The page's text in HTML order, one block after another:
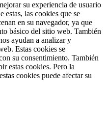
su experiencia de usuario
estas, las cookies que se
en su navegador, ya que
básico del sitio web. También
ayudan a analizar y
Estas cookies se
su consentimiento. También
estas cookies. Pero la
cookies puede afectar su